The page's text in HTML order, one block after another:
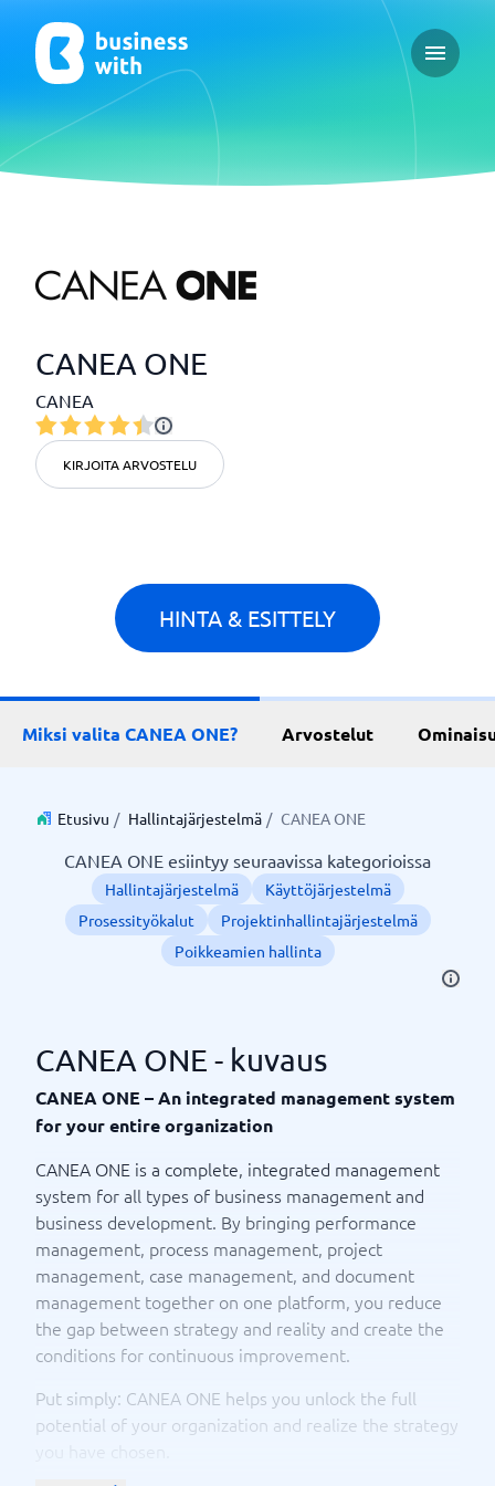
Open
CANEA ONE
CANEA
KIRJOITA ARVOSTELU
HINTA & ESITTELY
Miksi valita CANEA ONE? Arvostelut
Etusivu / Hallintajärjestelmä / CANEA ONE
CANEA ONE esiintyy seuraavissa kategorioissa
Hallintajärjestelmä
Käyttöjärjestelmä
Prosessityökalut
Projektinhallintajärjestelmä
Poikkeamien hallinta
CANEA ONE - kuvaus
CANEA ONE – An integrated management system
for your entire organization
CANEA ONE is a complete, integrated management
system for all types of business management and
business development. By bringing performance
management, process management, project
management, case management, and document
management together on one platform, you reduce
the gap between strategy and reality and create the
conditions for continuous improvement.
Put simply: CANEA ONE helps you unlock the full
potential of your organization and realize the strategy